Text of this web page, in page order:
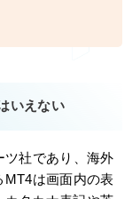
いえない
ツ社であり、海外
MT4は画面内の表